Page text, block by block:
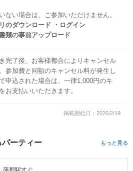
ない場合は、ご参加いただけません。
のダウンロード ・ログイン
類の事前アップロード
完了後、お客様都合によりキャンセル
参加費と同額のキャンセル料が発生し
申込された場合は、一律1,000円のキ
お支払いいただきます。
掲載開始日：2026/2/19
パーティー もっと見る